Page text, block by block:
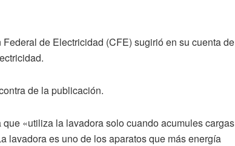
de Electricidad (CFE) sugirió en su cuenta de
de la publicación.
«utiliza la lavadora solo cuando acumules cargas
lavadora es uno de los aparatos que más energía